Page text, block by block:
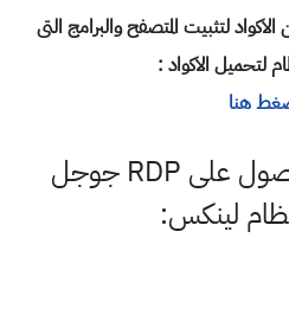
لتثبيت المتصفح والبرامج التى
لتحميل الاكواد :
هنا
الطريقة الثانية للحصول على RDP جوجل
لينكس: